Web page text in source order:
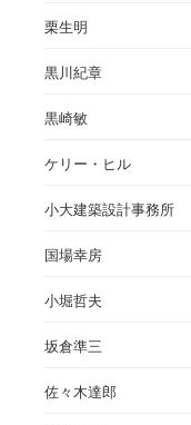
栗生明
黒川紀章
黒崎敏
ケリー・ヒル
小大建築設計事務所
国場幸房
小堀哲夫
坂倉準三
佐々木達郎